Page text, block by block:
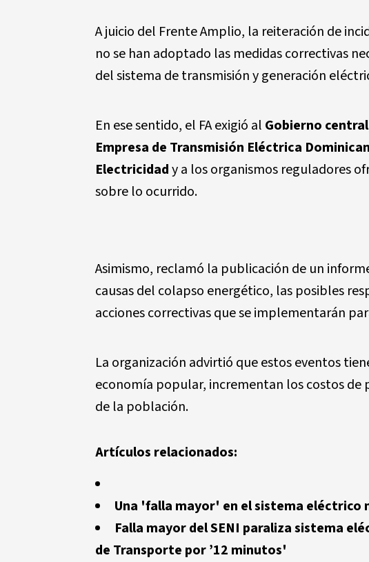
A juicio del Frente Amplio, la reiteración de
no se han adoptado las medidas correctivas
del sistema de transmisión y generación
En ese sentido, el FA exigió al Gobierno central
Empresa de Transmisión Eléctrica
Electricidady a los organismos reguladores
sobre lo ocurrido.
Asimismo, reclamó la publicación de un
causas del colapso energético, las posibles
acciones correctivas que se implementarán
La organización advirtió que estos eventos
economía popular, incrementan los costos de
de la población.
Artículos relacionados:
Una 'falla mayor' en el sistema eléctrico
Falla mayor del SENI paraliza sistema
de Transporte por ’12 minutos'